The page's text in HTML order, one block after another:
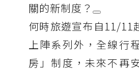
關的新制度？
何時旅遊宣布自11/11
上陣系列外，全線行
房」制度，未來不再